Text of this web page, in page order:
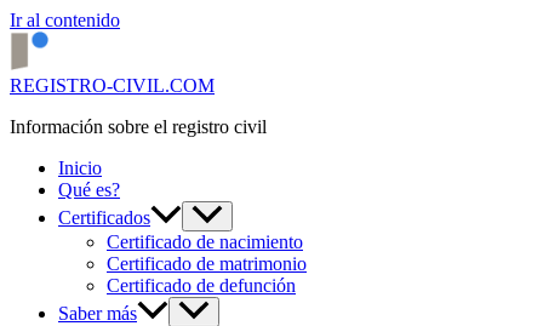
Ir al contenido
REGISTRO-CIVIL.COM
Información sobre el registro civil
Inicio
Qué es?
Certificados
Certificado de nacimiento
Certificado de matrimonio
Certificado de defunción
Saber más